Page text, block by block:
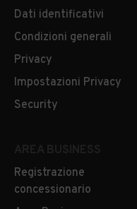
Dati identificativi
Condizioni generali
Privacy
Impostazioni Privacy
Security
Registrazione
concessionario